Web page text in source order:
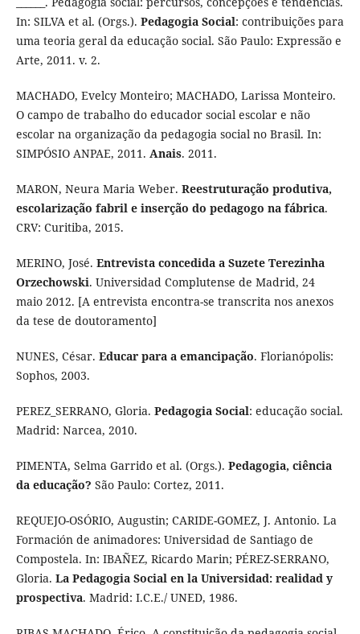
In: SILVA et al. (Orgs.). Pedagogia Social: contribuições para
uma teoria geral da educação social. São Paulo: Expressão e
Arte, 2011. v. 2.
MACHADO, Evelcy Monteiro; MACHADO, Larissa Monteiro.
O campo de trabalho do educador social escolar e não
escolar na organização da pedagogia social no Brasil. In:
SIMPÓSIO ANPAE, 2011. Anais. 2011.
MARON, Neura Maria Weber. Reestruturação produtiva,
escolarização fabril e inserção do pedagogo na fábrica.
CRV: Curitiba, 2015.
MERINO, José. Entrevista concedida a Suzete Terezinha
Orzechowski. Universidad Complutense de Madrid, 24
maio 2012. [A entrevista encontra-se transcrita nos anexos
da tese de doutoramento]
NUNES, César. Educar para a emancipação. Florianópolis:
Sophos, 2003.
PEREZ_SERRANO, Gloria. Pedagogia Social: educação social.
Madrid: Narcea, 2010.
PIMENTA, Selma Garrido et al. (Orgs.). Pedagogia, ciência
da educação? São Paulo: Cortez, 2011.
REQUEJO-OSÓRIO, Augustin; CARIDE-GOMEZ, J. Antonio. La
Formación de animadores: Universidad de Santiago de
Compostela. In: IBAÑEZ, Ricardo Marin; PÉREZ-SERRANO,
Gloria. La Pedagogia Social en la Universidad: realidad y
prospectiva. Madrid: I.C.E./ UNED, 1986.